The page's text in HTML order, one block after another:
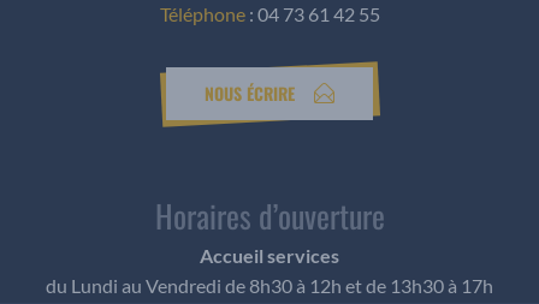
Téléphone: 04 73 61 42 55
NOUS ÉCRIRE
Horaires d’ouverture
Accueil services
du Lundi au Vendredi de 8h30 à 12h et de 13h30 à 17h